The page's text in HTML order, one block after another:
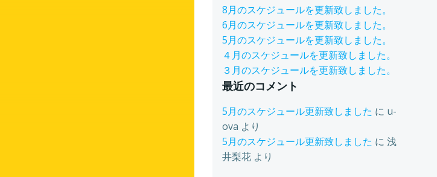
8月のスケジュールを更新致しました。
6月のスケジュールを更新致しました。
5月のスケジュールを更新致しました。
４月のスケジュールを更新致しました。
３月のスケジュールを更新致しました。
最近のコメント
5月のスケジュール更新致しました に u-
ova より
5月のスケジュール更新致しました に 浅
井梨花 より